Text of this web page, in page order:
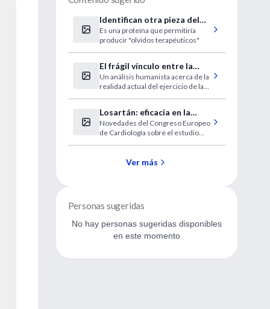
Identifican otra pieza del
rompecabezas de la
memoria
Es una proteína que permitiría
producir "olvidos terapéuticos"
El frágil vínculo entre la
medicina y la sociedad
Un análisis humanista acerca de la
realidad actual del ejercicio de la
Losartán: eficacia en la
reducción de la hipertrofia
carotídea
Novedades del Congreso Europeo
de Cardiología sobre el estudio
Ver más
Personas sugeridas
No hay personas sugeridas disponibles
en este momento